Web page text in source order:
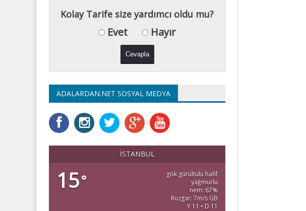
Kolay Tarife size yardımcı oldu mu?
Evet Hayır
ADALARDAN.NET SOSYAL MEDYA
İSTANBUL
15°
gök gürültülü hafif
yağmurlu
nem: 67%
Rüzgar: 7m/s GB
Y 11 • D 11